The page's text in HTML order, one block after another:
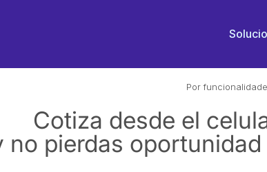
Por
Cotiza desde el
no pierdas